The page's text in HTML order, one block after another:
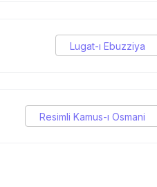
Lugat-ı Ebuzziya
Resimli Kamus-ı Osmani